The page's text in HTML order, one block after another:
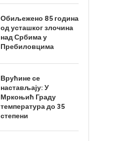
Обиљежено 85 година
од усташког злочина
над Србима у
Пребиловцима
Врућине се
настављају: У
Мркоњић Граду
температура до 35
степени